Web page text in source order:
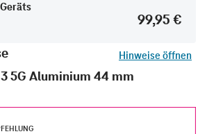
99,95 €
Hinweise öffnen
5G Aluminium 44 mm